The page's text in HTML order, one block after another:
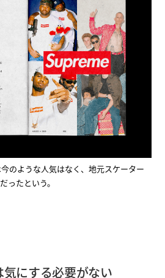
のような人気はなく、地元スケーター
ったという。
気にする必要がない